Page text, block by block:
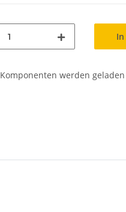
Komponenten werden geladen